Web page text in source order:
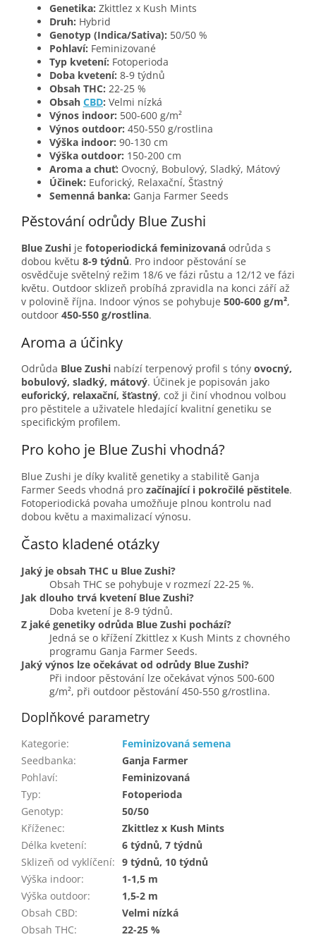
Genetika: Zkittlez x Kush Mints
Druh: Hybrid
Genotyp (Indica/Sativa): 50/50 %
Pohlaví: Feminizované
Typ kvetení: Fotoperioda
Doba kvetení: 8-9 týdnů
Obsah THC: 22-25 %
Obsah CBD: Velmi nízká
Výnos indoor: 500-600 g/m²
Výnos outdoor: 450-550 g/rostlina
Výška indoor: 90-130 cm
Výška outdoor: 150-200 cm
Aroma a chuť: Ovocný, Bobulový, Sladký, Mátový
Účinek: Euforický, Relaxační, Šťastný
Semenná banka: Ganja Farmer Seeds
Pěstování odrůdy Blue Zushi
Blue Zushi je fotoperiodická feminizovaná odrůda s
dobou květu 8-9 týdnů. Pro indoor pěstování se
osvědčuje světelný režim 18/6 ve fázi růstu a 12/12 ve fázi
květu. Outdoor sklizeň probíhá zpravidla na konci září až
v polovině října. Indoor výnos se pohybuje 500-600 g/m²,
outdoor 450-550 g/rostlina.
Aroma a účinky
Odrůda Blue Zushi nabízí terpenový profil s tóny ovocný,
bobulový, sladký, mátový. Účinek je popisován jako
euforický, relaxační, šťastný, což ji činí vhodnou volbou
pro pěstitele a uživatele hledající kvalitní genetiku se
specifickým profilem.
Pro koho je Blue Zushi vhodná?
Blue Zushi je díky kvalitě genetiky a stabilitě Ganja
Farmer Seeds vhodná pro začínající i pokročilé pěstitele.
Fotoperiodická povaha umožňuje plnou kontrolu nad
dobou květu a maximalizací výnosu.
Často kladené otázky
Jaký je obsah THC u Blue Zushi?
Obsah THC se pohybuje v rozmezí 22-25 %.
Jak dlouho trvá kvetení Blue Zushi?
Doba kvetení je 8-9 týdnů.
Z jaké genetiky odrůda Blue Zushi pochází?
Jedná se o křížení Zkittlez x Kush Mints z chovného
programu Ganja Farmer Seeds.
Jaký výnos lze očekávat od odrůdy Blue Zushi?
Při indoor pěstování lze očekávat výnos 500-600
g/m², při outdoor pěstování 450-550 g/rostlina.
Doplňkové parametry
Kategorie:
Feminizovaná semena
Seedbanka:
Ganja Farmer
Pohlaví:
Feminizovaná
Typ:
Fotoperioda
Genotyp:
50/50
Kříženec:
Zkittlez x Kush Mints
Délka kvetení:
6 týdnů, 7 týdnů
Sklizeň od vyklíčení: 9 týdnů, 10 týdnů
Výška indoor:
1-1,5 m
Výška outdoor:
1,5-2 m
Obsah CBD:
Velmi nízká
Obsah THC:
22-25 %